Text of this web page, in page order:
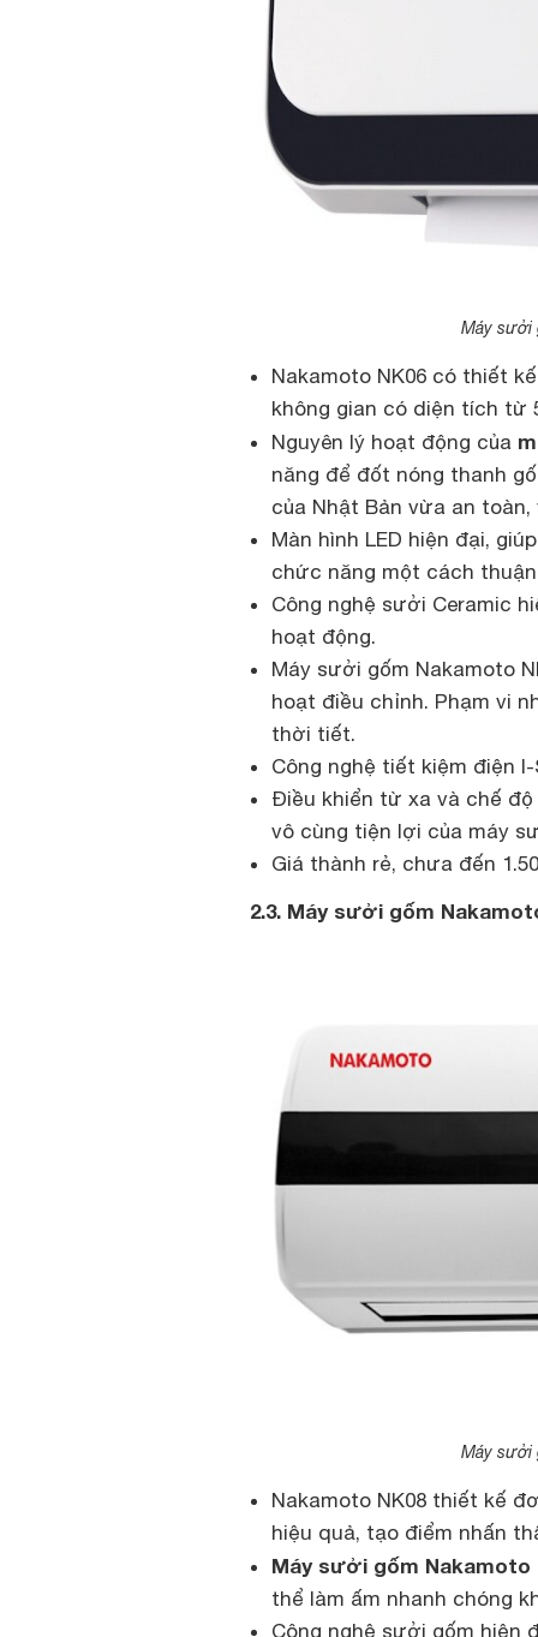
Máy sưởi
Nakamoto NK06 có thiết
không gian có diện tích từ
Nguyên lý hoạt động của
năng để đốt nóng thanh
của Nhật Bản vừa an toàn,
Màn hình LED hiện đại,
chức năng một cách
Công nghệ sưởi Ceramic
hoạt động.
Máy sưởi gốm Nakamoto
hoạt điều chỉnh. Phạm vi
thời tiết.
Công nghệ tiết kiệm điện
Điều khiển từ xa và chế
vô cùng tiện lợi của máy
Giá thành rẻ, chưa đến
2.3. Máy sưởi gốm
Máy sưởi
Nakamoto NK08 thiết kế
hiệu quả, tạo điểm nhấn
Máy sưởi gốm Nakamoto
thể làm ấm nhanh chóng
Công nghệ sưởi gốm hiện